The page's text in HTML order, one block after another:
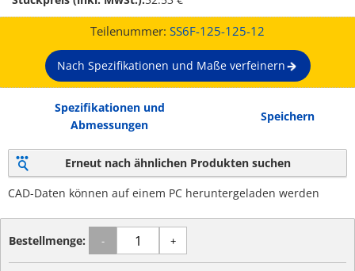
Teilenummer: SS6F-125-125-12
Nach Spezifikationen und Maße verfeinern
Spezifikationen und
Abmessungen
Speichern
Erneut nach ähnlichen Produkten suchen
CAD-Daten können auf einem PC heruntergeladen werden
Bestellmenge: - +